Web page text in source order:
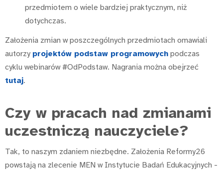
przedmiotem o wiele bardziej praktycznym, niż
dotychczas.
Założenia zmian w poszczególnych przedmiotach omawiali
autorzy projektów podstaw programowych podczas
cyklu webinarów #OdPodstaw. Nagrania można obejrzeć
tutaj.
Czy w pracach nad zmianami
uczestniczą nauczyciele?
Tak, to naszym zdaniem niezbędne. Założenia Reformy26
powstają na zlecenie MEN w Instytucie Badań Edukacyjnych -